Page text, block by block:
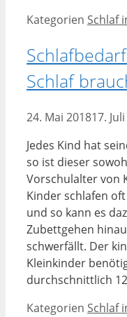
Kategorien Schlaf
Schlaf
24. Mai 201817.
Jedes Kind hat
so ist dieser
Vorschulalter von
Kinder schlafen
und so kann es
Zubettgehen
schwerfällt. Der
Kleinkinder
durchschnittlich
Kategorien Schlaf